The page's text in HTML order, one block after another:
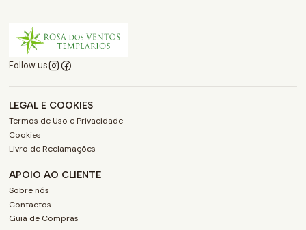
Follow us
LEGAL E COOKIES
Termos de Uso e Privacidade
Cookies
Livro de Reclamações
APOIO AO CLIENTE
Sobre nós
Contactos
Guia de Compras